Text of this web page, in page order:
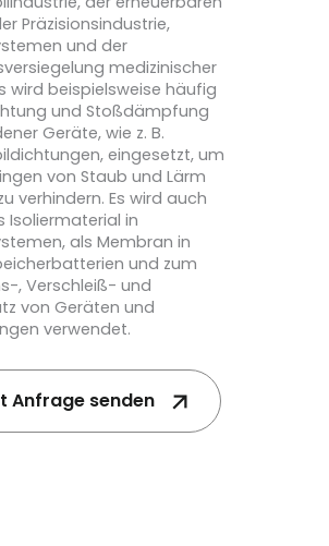
Präzisionsindustrie,
und der
medizinischer
wird beispielsweise häufig
und Stoßdämpfung
Geräte, wie z. B.
eingesetzt, um
von Staub und Lärm
verhindern. Es wird auch
Isoliermaterial in
als Membran in
und zum
, Verschleiß- und
von Geräten und
verwendet.
Anfrage senden